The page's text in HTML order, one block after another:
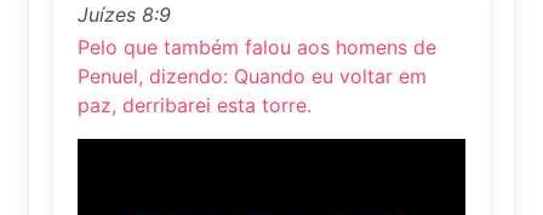
Juízes 8:9
Pelo que também falou aos homens de
Penuel, dizendo: Quando eu voltar em
paz, derribarei esta torre.